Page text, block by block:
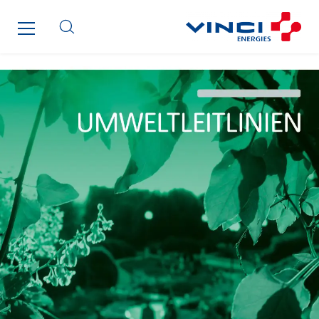
Cegelec Tours Electricité
Cegelec-CSS
Chatenet
Cinodis
City Electric
Clède
Clémançon
Comantec
Comsip
Conductor
Cougar Automation
DECHOW Gebäude.Technik
Degreane Horizon